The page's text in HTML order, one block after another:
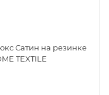
Сатин на резинке
TEXTILE